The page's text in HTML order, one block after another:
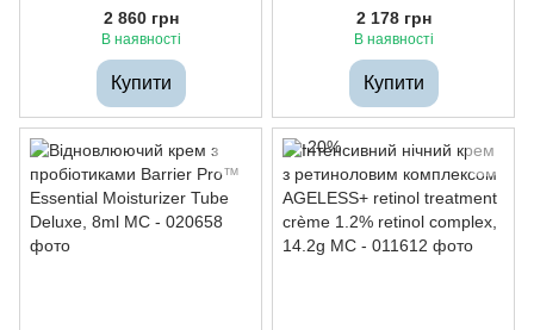
2 860 грн
В наявності
Купити
Moisture, 73ml
2 178 грн
В наявності
Купити